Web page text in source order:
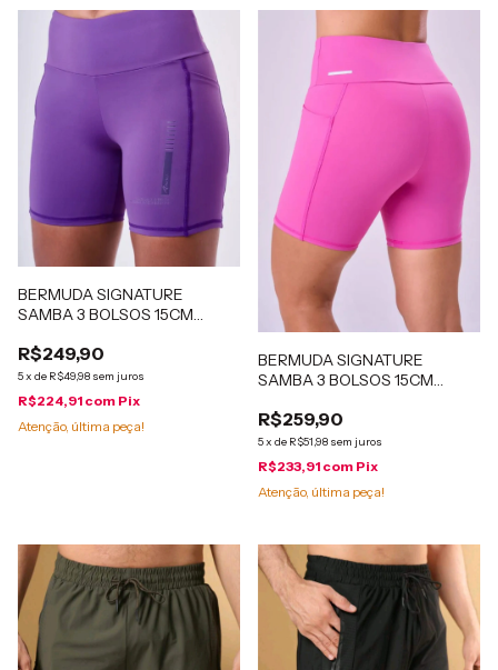
BERMUDA SIGNATURE
SAMBA 3 BOLSOS 15CM
R$249,90
5x de R$49,98 sem juros
R$224,91 com Pix
Atenção, última peça!
BERMUDA SIGNATURE
SAMBA 3 BOLSOS 15CM
R$259,90
5x de R$51,98 sem juros
R$233,91 com Pix
Atenção, última peça!